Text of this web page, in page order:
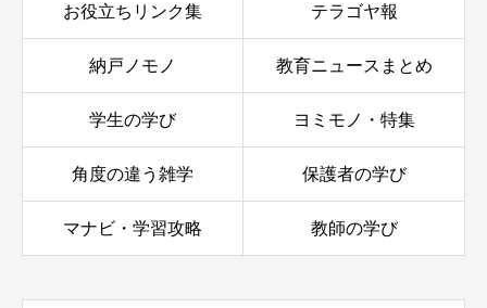
お役立ちリンク集 テラゴヤ報
納戸ノモノ 教育ニュースまとめ
学生の学び ヨミモノ・特集
角度の違う雑学 保護者の学び
マナビ・学習攻略 教師の学び